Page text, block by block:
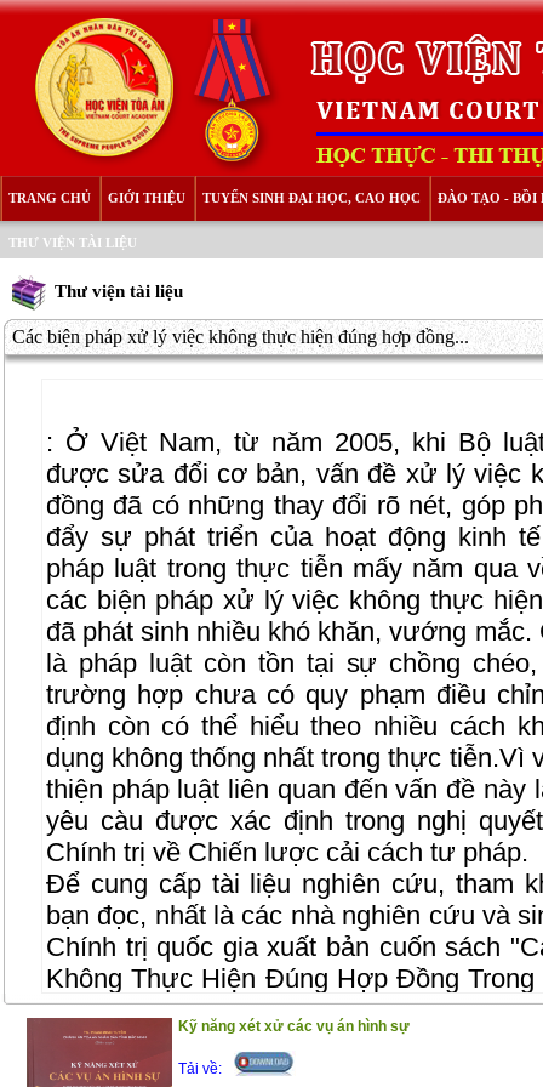
TRANG CHỦ GIỚI THIỆU TUYỂN SINH ĐẠI HỌC, CAO HỌC ĐÀO TẠO - BỒI
THƯ VIỆN TÀI LIỆU
Thư viện tài liệu
Các biện pháp xử lý việc không thực hiện đúng hợp đồng...
: Ở Việt Nam, từ năm 2005, khi Bộ
được sửa đổi cơ bản, vấn đề xử lý việc
đồng đã có những thay đổi rõ nét, góp
đẩy sự phát triển của hoạt động kinh
pháp luật trong thực tiễn mấy năm qua
các biện pháp xử lý việc không thực
đã phát sinh nhiều khó khăn, vướng mắc.
là pháp luật còn tồn tại sự chồng
trường hợp chưa có quy phạm điều
định còn có thể hiểu theo nhiều cách
dụng không thống nhất trong thực tiễn.Vì
thiện pháp luật liên quan đến vấn đề này
yêu càu được xác định trong nghị
Chính trị về Chiến lược cải cách tư pháp.
Để cung cấp tài liệu nghiên cứu, tham
bạn đọc, nhất là các nhà nghiên cứu và
Chính trị quốc gia xuất bản cuốn sách "
Không Thực Hiện Đúng Hợp Đồng Trong
TS. Đỗ Văn Đại. Nội dung của cuốn
từ kết quả nghiên cứu của đề tài khoa
cuốn sách được trình bày một cách có
Kỹ năng xét xử các vụ án hình sự
Tải về: